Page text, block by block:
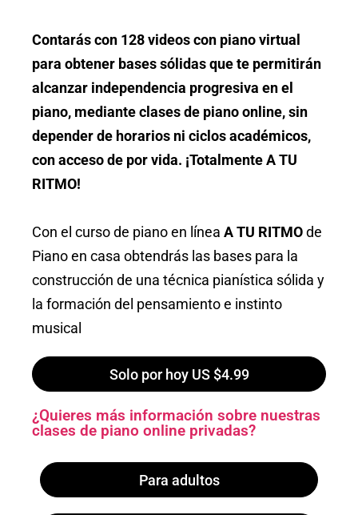
Contarás con 128 videos con piano virtual
para obtener bases sólidas que te permitirán
alcanzar independencia progresiva en el
piano, mediante clases de piano online, sin
depender de horarios ni ciclos académicos,
con acceso de por vida. ¡Totalmente A TU
RITMO!
Con el curso de piano en línea A TU RITMOde
Piano en casa obtendrás las bases para la
construcción de una técnica pianística sólida y
la formación del pensamiento e instinto
musical
Solo por hoy US $4.99
¿Quieres más información sobre nuestras
clases de piano online privadas?
Para adultos